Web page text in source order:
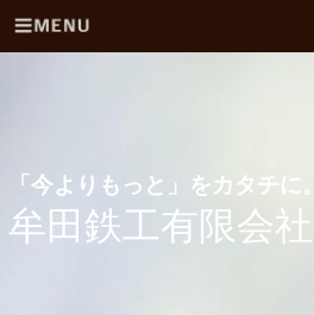
「今よりもっと」をカタチに。
牟田鉄工有限会社